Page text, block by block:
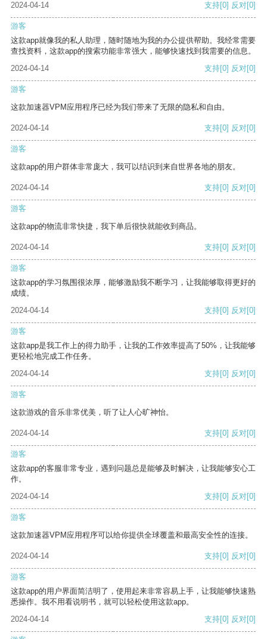
2024-04-14
支持[0] 反对[0]
游客
这款app就像我的私人助理，随时随地为我的办公提供帮助。我经常需要
查找资料，这款app的搜索功能非常强大，能够快速找到我需要的信息。
2024-04-14
支持[0] 反对[0]
游客
这款加速器VPM应用程序已经为我们带来了无限的隐私和自由。
2024-04-14 支持[0] 反对[0]
游客
这款app的用户群体非常庞大，我可以结识到来自世界各地的朋友。
2024-04-14 支持[0] 反对[0]
游客
这款app的物流非常快捷，我下单后很快就能收到商品。
2024-04-14 支持[0] 反对[0]
游客
这款app的学习氛围很浓厚，能够激励我不断学习，让我能够取得更好的
成绩。
2024-04-14
支持[0] 反对[0]
游客
这款app是我工作上的得力助手，让我的工作效率提高了50%，让我能够
更轻松地完成工作任务。
2024-04-14
支持[0] 反对[0]
游客
这款游戏的音乐非常优美，听了让人心旷神怡。
2024-04-14 支持[0] 反对[0]
游客
这款app的客服非常专业，遇到问题总是能够及时解决，让我能够安心工
作。
2024-04-14
支持[0] 反对[0]
游客
这款加速器VPM应用程序可以给你提供全球覆盖和最高安全性的连接。
2024-04-14 支持[0] 反对[0]
游客
这款app的用户界面简洁明了，使用起来非常容易上手，让我能够快速熟
悉操作。我不用看说明书，就可以轻松使用这款app。
2024-04-14
支持[0] 反对[0]